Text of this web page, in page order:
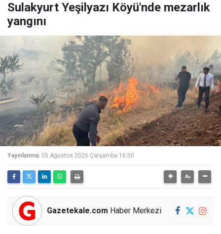
Sulakyurt Yeşilyazı Köyü'nde mezarlık
yangını
Yayınlanma: 05 Ağustos 2026 Çarşamba 16:00
Gazetekale.com Haber Merkezi